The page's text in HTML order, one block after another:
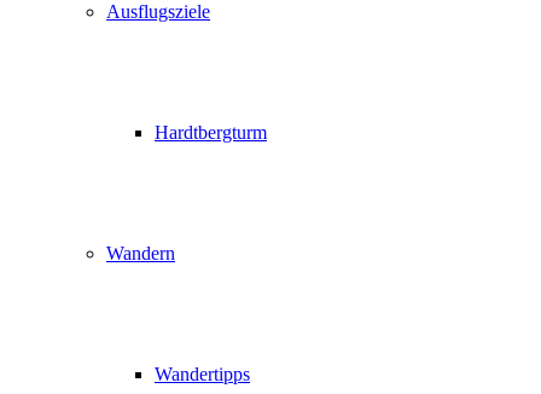
Ausflugsziele
Hardtbergturm
Wandern
Wandertipps